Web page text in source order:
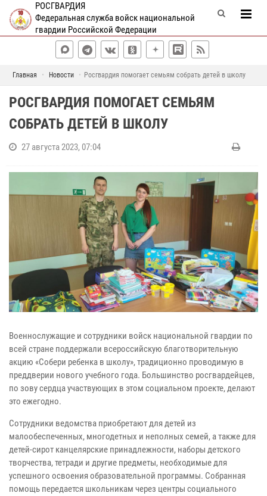
РОСГВАРДИЯ
Федеральная служба войск национальной
гвардии Российской Федерации
Главная Новости Росгвардия помогает семьям собрать детей в школу
РОСГВАРДИЯ ПОМОГАЕТ СЕМЬЯМ
СОБРАТЬ ДЕТЕЙ В ШКОЛУ
27 августа 2023, 07:04
Военнослужащие и сотрудники войск национальной гвардии по
всей стране поддержали всероссийскую благотворительную
акцию «Собери ребенка в школу», традиционно проводимую в
преддверии нового учебного года. Большинство росгвардейцев,
по зову сердца участвующих в этом социальном проекте, делают
это ежегодно.
Сотрудники ведомства приобретают для детей из
малообеспеченных, многодетных и неполных семей, а также для
детей-сирот канцелярские принадлежности, наборы детского
творчества, тетради и другие предметы, необходимые для
успешного освоения образовательной программы. Собранная
помощь передается школьникам через центры социального